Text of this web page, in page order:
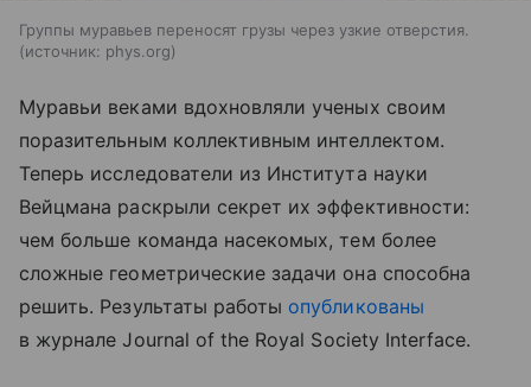
Группы муравьев переносят грузы через узкие отверстия.
источник: phys.org
Муравьи веками вдохновляли ученых своим
поразительным коллективным интеллектом.
Теперь исследователи из Института науки
Вейцмана раскрыли секрет их эффективности:
чем больше команда насекомых, тем более
сложные геометрические задачи она способна
решить. Результаты работы опубликованы
в журнале Journal of the Royal Society Interface.